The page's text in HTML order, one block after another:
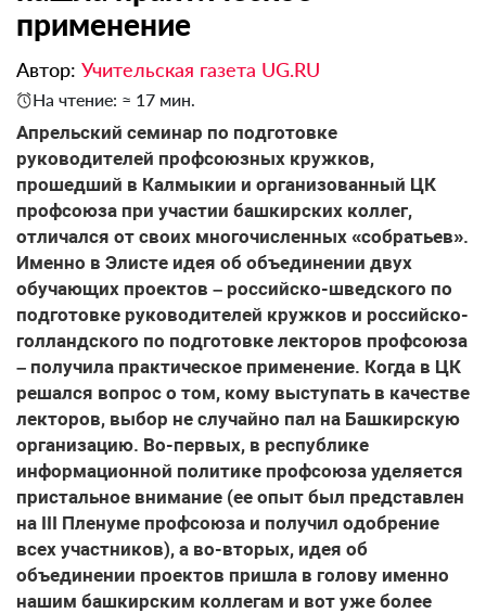
применение
Автор: Учительская газета UG.RU
На чтение: ≈ 17 мин.
Апрельский семинар по подготовке
руководителей профсоюзных кружков,
прошедший в Калмыкии и организованный ЦК
профсоюза при участии башкирских коллег,
отличался от своих многочисленных «собратьев».
Именно в Элисте идея об объединении двух
обучающих проектов – российско-шведского по
подготовке руководителей кружков и российско-
голландского по подготовке лекторов профсоюза
– получила практическое применение. Когда в ЦК
решался вопрос о том, кому выступать в качестве
лекторов, выбор не случайно пал на Башкирскую
организацию. Во-первых, в республике
информационной политике профсоюза уделяется
пристальное внимание (ее опыт был представлен
на III Пленуме профсоюза и получил одобрение
всех участников), а во-вторых, идея об
объединении проектов пришла в голову именно
нашим башкирским коллегам и вот уже более